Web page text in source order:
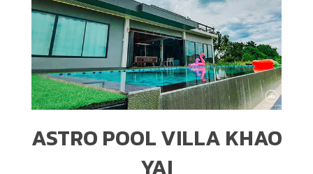
ASTRO POOL VILLA KHAO
YAI